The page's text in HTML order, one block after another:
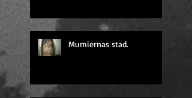
Mumiernas stad.